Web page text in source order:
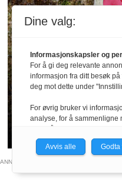
denne sluken i tiår
våpen for alle
ANNONSE
Dine valg:
Informasjonskapsler og
For å gi deg relevante
informasjon fra ditt besøk
deg mot dette under
For øvrig bruker vi
analyse, for å sammenligne
personvernerklæring.
du få relevante annonser
nettverket basert på
Avvis alle Godta